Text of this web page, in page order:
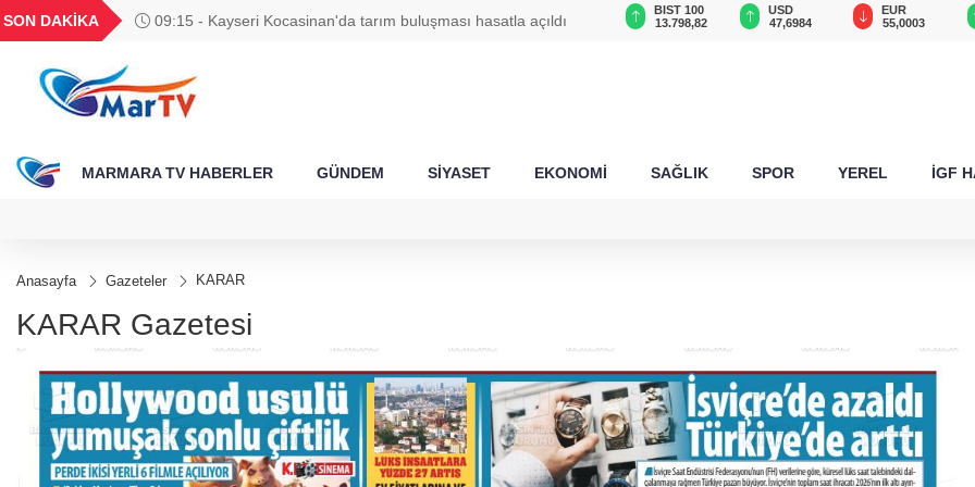
SON DAKİKA 09:15 - Kayseri Kocasinan'da tarım buluşması hasatla açıldı
GEL
18,2403
16,2350
27,9743
0,0018
6.580,00
BIST 100
13.798,82
USD
47,6984
EUR
55,0003
MARMARA TV HABERLER GÜNDEM SİYASET EKONOMİ SAĞLIK SPOR YEREL İGF
Anasayfa Gazeteler KARAR
KARAR Gazetesi